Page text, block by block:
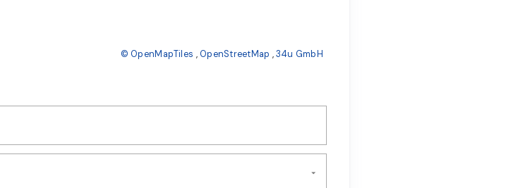
© OpenMapTiles , OpenStreetMap ,34u GmbH